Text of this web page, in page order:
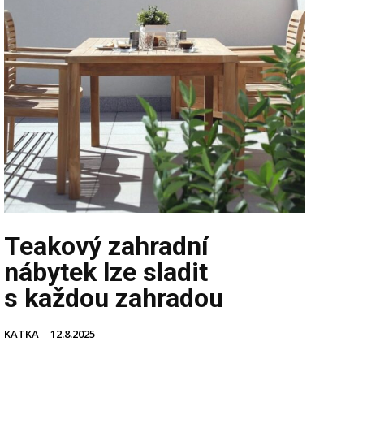
Teakový zahradní
nábytek lze sladit
s každou zahradou
KATKA - 12.8.2025